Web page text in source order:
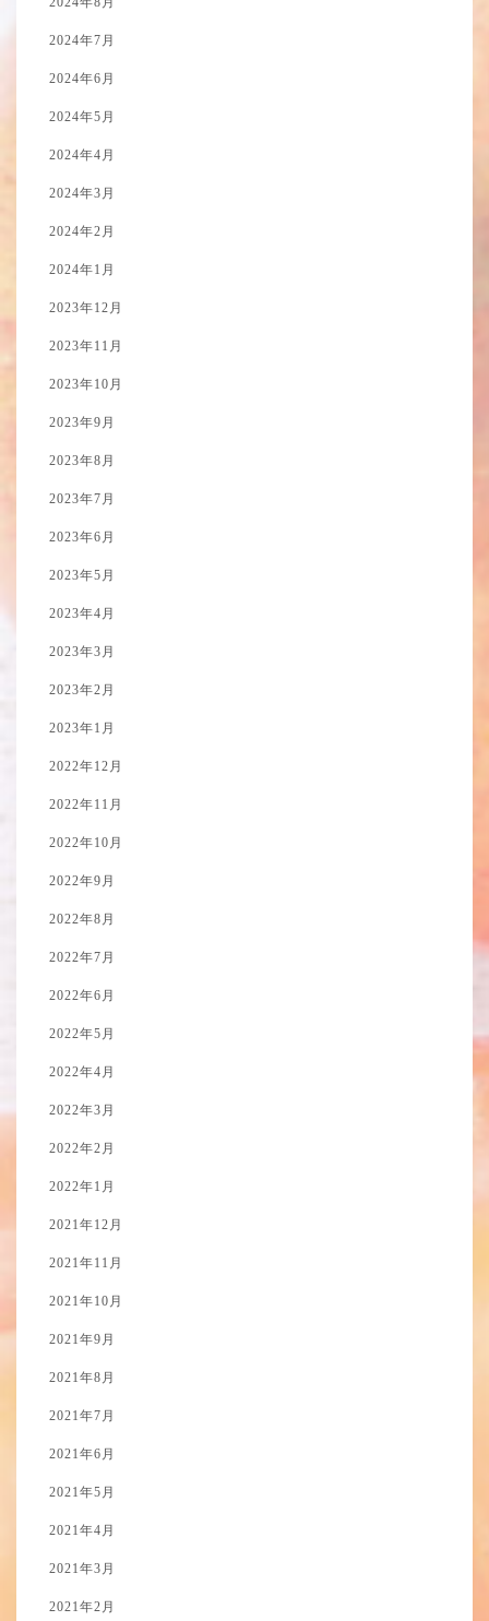
2024年7月
2024年6月
2024年5月
2024年4月
2024年3月
2024年2月
2024年1月
2023年12月
2023年11月
2023年10月
2023年9月
2023年8月
2023年7月
2023年6月
2023年5月
2023年4月
2023年3月
2023年2月
2023年1月
2022年12月
2022年11月
2022年10月
2022年9月
2022年8月
2022年7月
2022年6月
2022年5月
2022年4月
2022年3月
2022年2月
2022年1月
2021年12月
2021年11月
2021年10月
2021年9月
2021年8月
2021年7月
2021年6月
2021年5月
2021年4月
2021年3月
2021年2月